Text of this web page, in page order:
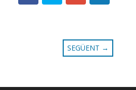
SEGÜENT →